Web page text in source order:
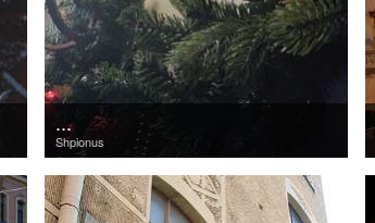
Shpionus
...